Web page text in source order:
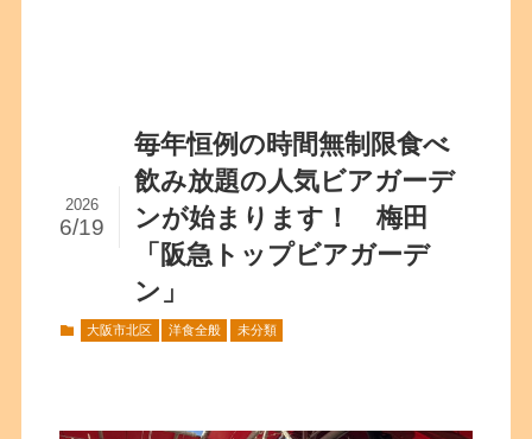
毎年恒例の時間無制限食べ
飲み放題の人気ビアガーデ
ンが始まります！ 梅田
「阪急トップビアガーデ
ン」
2026
6/19
大阪市北区 洋食全般 未分類